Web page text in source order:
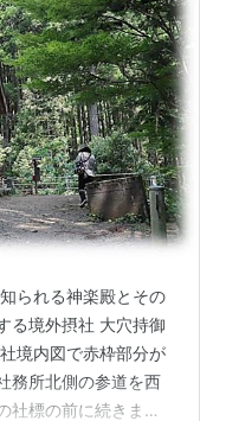
られる神楽殿とその
る境外摂社 大穴持御
境内図で赤枠部分が
務所北側の参道を西
社標の前に続きま